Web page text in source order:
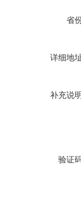
省
详细地
补充说
验证